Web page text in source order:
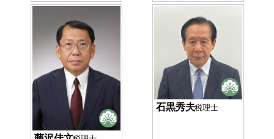
石黒秀夫税理士